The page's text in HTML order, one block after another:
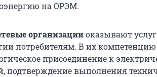
на ОРЭМ.
организацииоказывают
потребителям. В их
присоединение к
подтверждение выполнения